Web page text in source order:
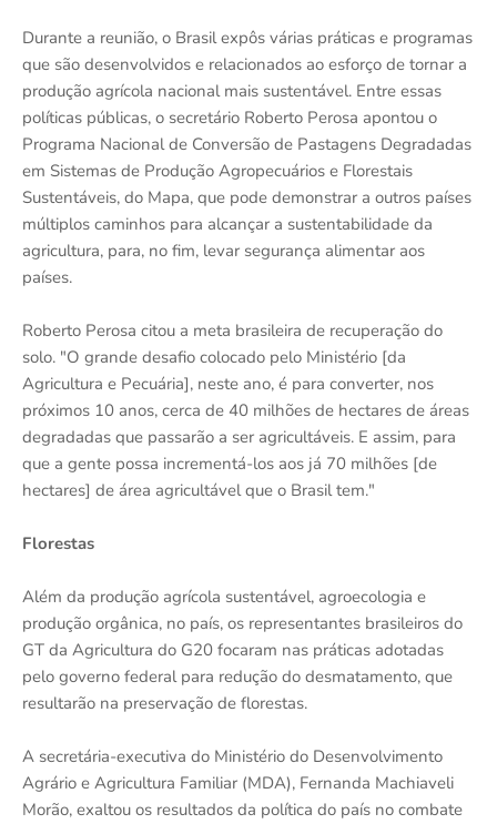
Durante a reunião, o Brasil expôs várias práticas e programas
que são desenvolvidos e relacionados ao esforço de tornar a
produção agrícola nacional mais sustentável. Entre essas
políticas públicas, o secretário Roberto Perosa apontou o
Programa Nacional de Conversão de Pastagens Degradadas
em Sistemas de Produção Agropecuários e Florestais
Sustentáveis, do Mapa, que pode demonstrar a outros países
múltiplos caminhos para alcançar a sustentabilidade da
agricultura, para, no fim, levar segurança alimentar aos
países.
Roberto Perosa citou a meta brasileira de recuperação do
solo. "O grande desafio colocado pelo Ministério [da
Agricultura e Pecuária], neste ano, é para converter, nos
próximos 10 anos, cerca de 40 milhões de hectares de áreas
degradadas que passarão a ser agricultáveis. E assim, para
que a gente possa incrementá-los aos já 70 milhões [de
hectares] de área agricultável que o Brasil tem."
Florestas
Além da produção agrícola sustentável, agroecologia e
produção orgânica, no país, os representantes brasileiros do
GT da Agricultura do G20 focaram nas práticas adotadas
pelo governo federal para redução do desmatamento, que
resultarão na preservação de florestas.
A secretária-executiva do Ministério do Desenvolvimento
Agrário e Agricultura Familiar (MDA), Fernanda Machiaveli
Morão, exaltou os resultados da política do país no combate